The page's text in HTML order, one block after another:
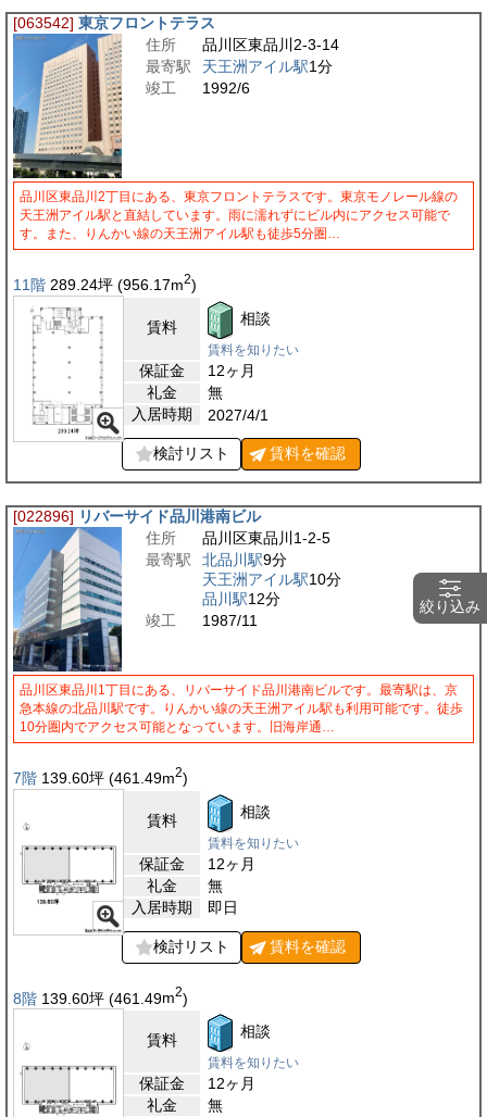
[063542] 東京フロントテラス
住所
品川区東品川2-3-14
最寄駅
天王洲アイル駅1分
竣工
1992/6
品川区東品川2丁目にある、東京フロントテラスです。東京モノレール線の
天王洲アイル駅と直結しています。雨に濡れずにビル内にアクセス可能で
す。また、りんかい線の天王洲アイル駅も徒歩5分圏…
11階 289.24坪 (956.17m2)
賃料 相談
賃料を知りたい
保証金
12ヶ月
礼金
無
入居時期
2027/4/1
検討リスト 賃料を確認
[022896] リバーサイド品川港南ビル
住所
品川区東品川1-2-5
最寄駅
北品川駅9分
天王洲アイル駅10分
品川駅12分
竣工
1987/11
品川区東品川1丁目にある、リバーサイド品川港南ビルです。最寄駅は、京
急本線の北品川駅です。りんかい線の天王洲アイル駅も利用可能です。徒歩
10分圏内でアクセス可能となっています。旧海岸通…
7階 139.60坪 (461.49m2)
賃料 相談
賃料を知りたい
保証金
12ヶ月
礼金
無
入居時期
即日
検討リスト 賃料を確認
8階 139.60坪 (461.49m2)
賃料 相談
賃料を知りたい
保証金
12ヶ月
礼金
無
絞り込み